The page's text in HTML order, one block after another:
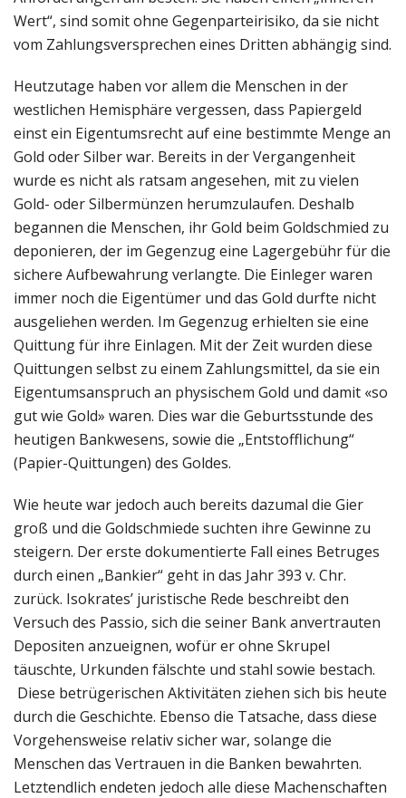
Wert“, sind somit ohne Gegenparteirisiko, da sie nicht
vom Zahlungsversprechen eines Dritten abhängig sind.
Heutzutage haben vor allem die Menschen in der
westlichen Hemisphäre vergessen, dass Papiergeld
einst ein Eigentumsrecht auf eine bestimmte Menge an
Gold oder Silber war. Bereits in der Vergangenheit
wurde es nicht als ratsam angesehen, mit zu vielen
Gold- oder Silbermünzen herumzulaufen. Deshalb
begannen die Menschen, ihr Gold beim Goldschmied zu
deponieren, der im Gegenzug eine Lagergebühr für die
sichere Aufbewahrung verlangte. Die Einleger waren
immer noch die Eigentümer und das Gold durfte nicht
ausgeliehen werden. Im Gegenzug erhielten sie eine
Quittung für ihre Einlagen. Mit der Zeit wurden diese
Quittungen selbst zu einem Zahlungsmittel, da sie ein
Eigentumsanspruch an physischem Gold und damit «so
gut wie Gold» waren. Dies war die Geburtsstunde des
heutigen Bankwesens, sowie die „Entstofflichung“
(Papier-Quittungen) des Goldes.
Wie heute war jedoch auch bereits dazumal die Gier
groß und die Goldschmiede suchten ihre Gewinne zu
steigern. Der erste dokumentierte Fall eines Betruges
durch einen „Bankier“ geht in das Jahr 393 v. Chr.
zurück. Isokrates’ juristische Rede beschreibt den
Versuch des Passio, sich die seiner Bank anvertrauten
Depositen anzueignen, wofür er ohne Skrupel
täuschte, Urkunden fälschte und stahl sowie bestach.
Diese betrügerischen Aktivitäten ziehen sich bis heute
durch die Geschichte. Ebenso die Tatsache, dass diese
Vorgehensweise relativ sicher war, solange die
Menschen das Vertrauen in die Banken bewahrten.
Letztendlich endeten jedoch alle diese Machenschaften